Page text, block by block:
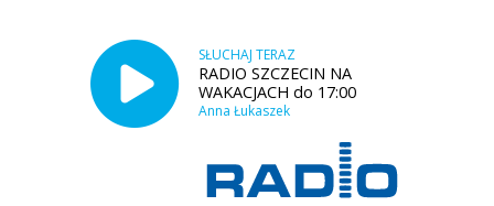
SŁUCHAJ TERAZ
RADIO SZCZECIN NA
WAKACJACH do 17:00
Anna Łukaszek